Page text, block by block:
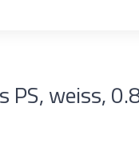
PS, weiss,